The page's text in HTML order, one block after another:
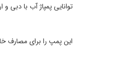
توانایی پمپاژ آب با دبی و
این پمپ را برای مصارف